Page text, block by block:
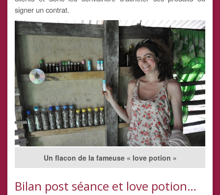
signer un contrat.
Un flacon de la fameuse « love potion »
Bilan post séance et love potion…